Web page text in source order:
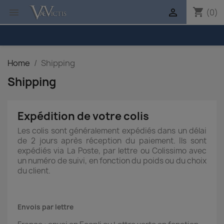
 shopping_cart (0)

Home Shipping
Shipping
Expédition de votre colis
Les colis sont généralement expédiés dans un délai
de 2 jours après réception du paiement. Ils sont
expédiés via La Poste, par lettre ou Colissimo avec
un numéro de suivi, en fonction du poids ou du choix
du client.
Envois par lettre